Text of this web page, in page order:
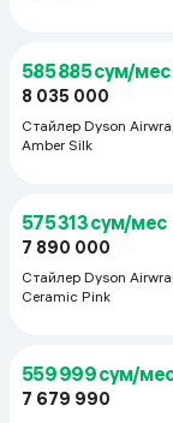
586 615 сум/мес
8 045 000
Стайлер Dyson
Vinca Blue